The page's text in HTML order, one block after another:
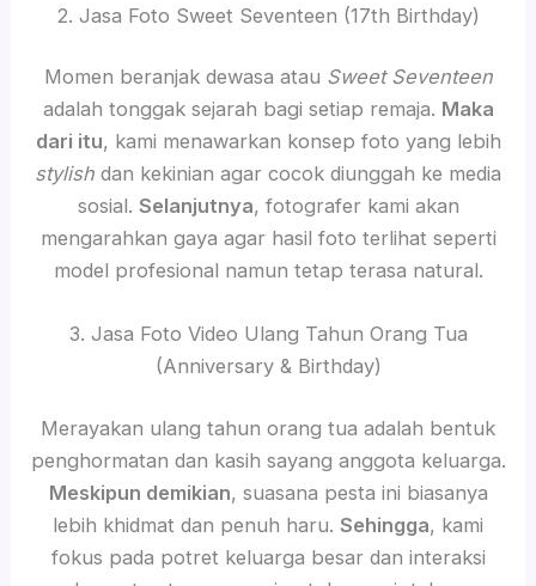
2. Jasa Foto Sweet Seventeen (17th Birthday)
Momen beranjak dewasa atau Sweet Seventeen
adalah tonggak sejarah bagi setiap remaja. Maka
dari itu, kami menawarkan konsep foto yang lebih
stylish dan kekinian agar cocok diunggah ke media
sosial. Selanjutnya, fotografer kami akan
mengarahkan gaya agar hasil foto terlihat seperti
model profesional namun tetap terasa natural.
3. Jasa Foto Video Ulang Tahun Orang Tua
(Anniversary & Birthday)
Merayakan ulang tahun orang tua adalah bentuk
penghormatan dan kasih sayang anggota keluarga.
Meskipun demikian, suasana pesta ini biasanya
lebih khidmat dan penuh haru. Sehingga, kami
fokus pada potret keluarga besar dan interaksi